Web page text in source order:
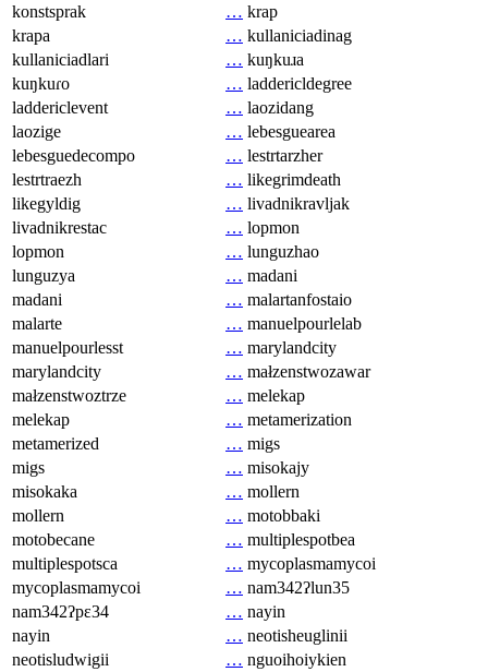
konstsprak
… krap
krapa
… kullaniciadinag
kullaniciadlari
… kuŋkuɹa
kuŋkuɾo
… laddericldegree
laddericlevent
… laozidang
laozige
… lebesguearea
lebesguedecompo
… lestrtarzher
lestrtraezh
… likegrimdeath
likegyldig
… livadnikravljak
livadnikrestac
… lopmon
lopmon
… lunguzhao
lunguzya
… madani
madani
… malartanfostaio
malarte
… manuelpourlelab
manuelpourlesst
… marylandcity
marylandcity
… małzenstwozawar
małzenstwoztrze
… melekap
melekap
… metamerization
metamerized
… migs
migs
… misokajy
misokaka
… mollern
mollern
… motobbaki
motobecane
… multiplespotbea
multiplespotsca
… mycoplasmamycoi
mycoplasmamycoi
… nam342ʔlun35
nam342ʔpɛ34
… nayin
nayin
… neotisheuglinii
neotisludwigii
… nguoihoiykien